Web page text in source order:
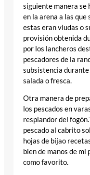
siguiente manera se
en la arena a las que
estas eran viudas o
provisión obtenida
por los lancheros
pescadores de la
subsistencia
salada o fresca.
Otra manera de
los pescados en
resplandor del
pescado al cabrito
hojas de bijao
bien de manos de
como favorito.